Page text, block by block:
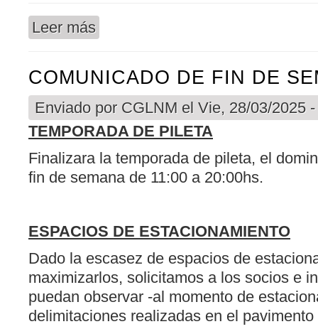
Leer más
COMUNICADO DE FIN DE
Enviado por CGLNM el Vie, 28/03/2025
TEMPORADA DE PILETA
Finalizara la temporada de pileta, el
fin de semana de 11:00 a 20:00hs.
ESPACIOS DE ESTACIONAMIENTO
Dado la escasez de espacios de
maximizarlos, solicitamos a los socios e
puedan observar -al momento de
delimitaciones realizadas en el